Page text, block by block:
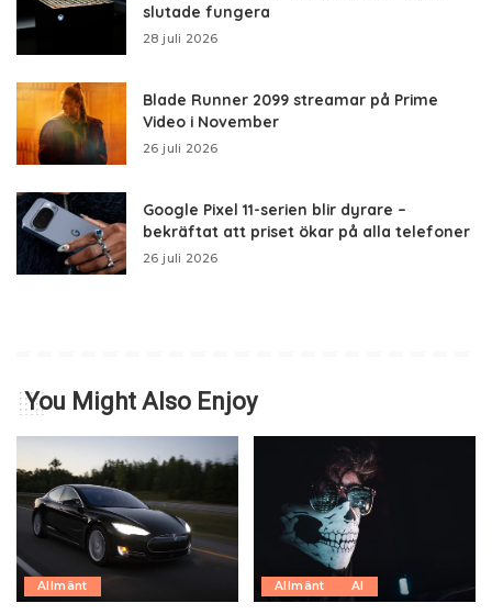
slutade fungera
28 juli 2026
Blade Runner 2099 streamar på Prime
Video i November
26 juli 2026
Google Pixel 11-serien blir dyrare –
bekräftat att priset ökar på alla telefoner
26 juli 2026
You Might Also Enjoy
Allmänt Allmänt AI